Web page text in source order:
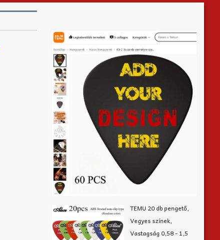
TEMU 20 db pengető,
Vegyes színek,
Vastagság 0,58 - 1,5